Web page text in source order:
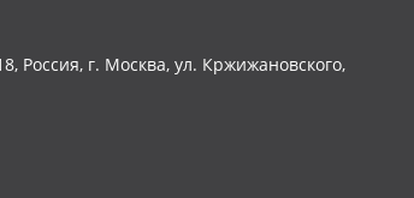
Россия, г. Москва, ул. Кржижановского,